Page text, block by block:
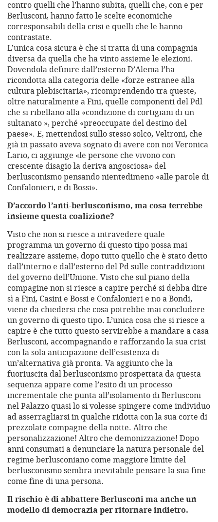
contro quelli che l’hanno subita, quelli che, con e per
Berlusconi, hanno fatto le scelte economiche
corresponsabili della crisi e quelli che le hanno
contrastate.
L’unica cosa sicura è che si tratta di una compagnia
diversa da quella che ha vinto assieme le elezioni.
Dovendola definire dall’esterno D’Alema l’ha
ricondotta alla categoria delle «forze estranee alla
cultura plebiscitaria», ricomprendendo tra queste,
oltre naturalmente a Fini, quelle componenti del Pdl
che si ribellano alla «condizione di cortigiani di un
sultanato », perché «preoccupate del destino del
paese». E, mettendosi sullo stesso solco, Veltroni, che
già in passato aveva sognato di avere con noi Veronica
Lario, ci aggiunge «le persone che vivono con
crescente disagio la deriva angosciosa» del
berlusconismo pensando nientedimeno «alle parole di
Confalonieri, e di Bossi».
D’accordo l’anti-berlusconismo, ma cosa terrebbe
insieme questa coalizione?
Visto che non si riesce a intravedere quale
programma un governo di questo tipo possa mai
realizzare assieme, dopo tutto quello che è stato detto
dall’interno e dall’esterno del Pd sulle contraddizioni
del governo dell’Unione. Visto che sul piano della
compagine non si riesce a capire perché si debba dire
sì a Fini, Casini e Bossi e Confalonieri e no a Bondi,
viene da chiedersi che cosa potrebbe mai concludere
un governo di questo tipo. L’unica cosa che si riesce a
capire è che tutto questo servirebbe a mandare a casa
Berlusconi, accompagnando e rafforzando la sua crisi
con la sola anticipazione dell’esistenza di
un’alternativa già pronta. Va aggiunto che la
fuoriuscita dal berlusconismo prospettata da questa
sequenza appare come l’esito di un processo
incrementale che punta all’isolamento di Berlusconi
nel Palazzo quasi lo si volesse spingere come individuo
ad asserragliarsi in qualche ridotta con la sua corte di
prezzolate compagne della notte. Altro che
personalizzazione! Altro che demonizzazione! Dopo
anni consumati a denunciare la natura personale del
regime berlusconiano come maggiore limite del
berlusconismo sembra inevitabile pensare la sua fine
come fine di una persona.
Il rischio è di abbattere Berlusconi ma anche un
modello di democrazia per ritornare indietro.